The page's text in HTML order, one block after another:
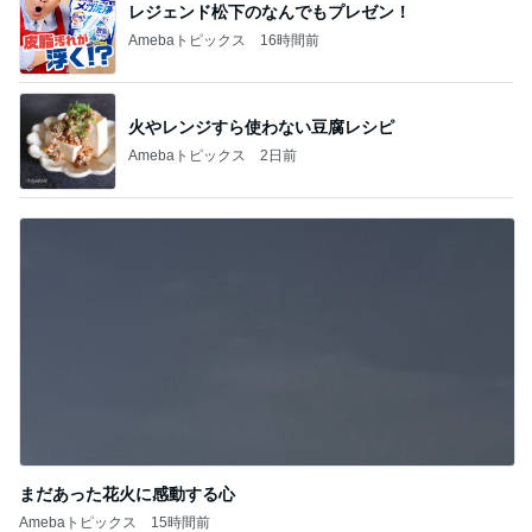
レジェンド松下のなんでもプレゼン！
Amebaトピックス 16時間前
火やレンジすら使わない豆腐レシピ
Amebaトピックス 2日前
まだあった花火に感動する心
Amebaトピックス 15時間前